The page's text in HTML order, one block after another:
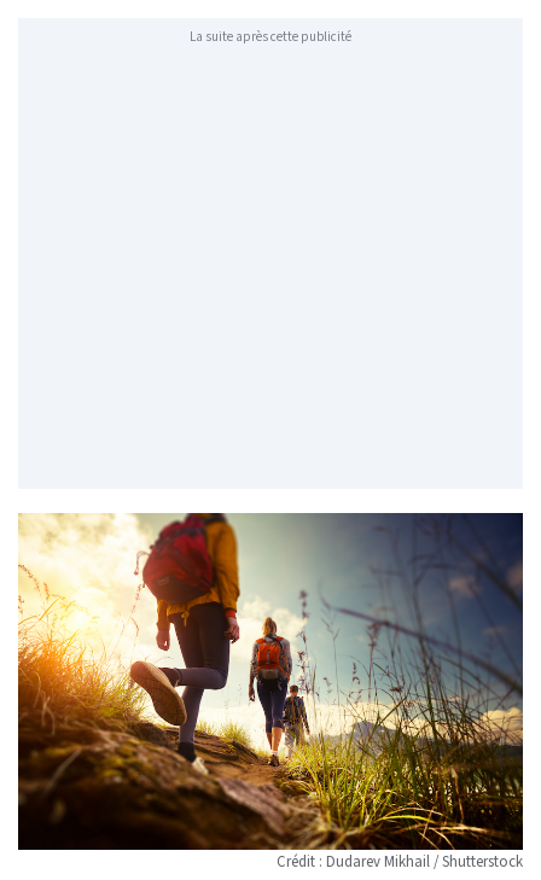
La suite après cette publicité
Crédit : Dudarev Mikhail / Shutterstock